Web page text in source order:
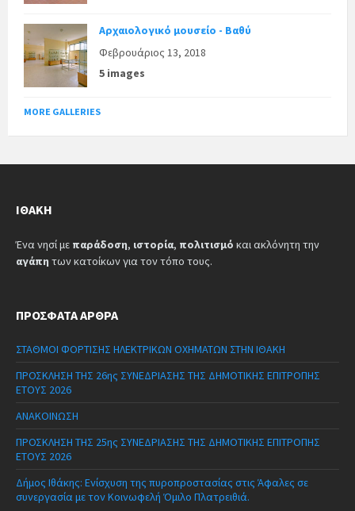
Αρχαιολογικό μουσείο - Βαθύ
Φεβρουάριος 13, 2018
5 images
MORE GALLERIES
ΙΘΆΚΗ
Ένα νησί με παράδοση, ιστορία, πολιτισμό και ακλόνητη την
αγάπη των κατοίκων για τον τόπο τους.
ΠΡΌΣΦΑΤΑ ΆΡΘΡΑ
ΣΤΑΘΜΟΙ ΦΟΡΤΙΣΗΣ ΗΛΕΚΤΡΙΚΩΝ ΟΧΗΜΑΤΩΝ ΣΤΗΝ ΙΘΑΚΗ
ΠΡΟΣΚΛΗΣΗ ΤΗΣ 26ης ΣΥΝΕΔΡΙΑΣΗΣ ΤΗΣ ΔΗΜΟΤΙΚΗΣ ΕΠΙΤΡΟΠΗΣ
ΕΤΟΥΣ 2026
ΑΝΑΚΟΙΝΩΣΗ
ΠΡΟΣΚΛΗΣΗ ΤΗΣ 25ης ΣΥΝΕΔΡΙΑΣΗΣ ΤΗΣ ΔΗΜΟΤΙΚΗΣ ΕΠΙΤΡΟΠΗΣ
ΕΤΟΥΣ 2026
Δήμος Ιθάκης: Ενίσχυση της πυροπροστασίας στις Άφαλες σε
συνεργασία με τον Κοινωφελή Όμιλο Πλατρειθιά.